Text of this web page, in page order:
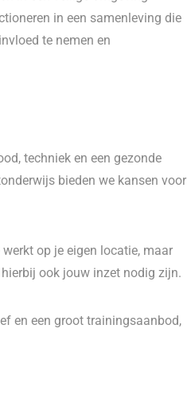
in een samenleving die
te nemen en
techniek en een gezonde
bieden we kansen voor
op je eigen locatie, maar
ook jouw inzet nodig zijn.
en een groot trainingsaanbod,